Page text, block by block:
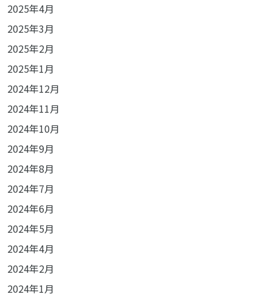
2025年4月
2025年3月
2025年2月
2025年1月
2024年12月
2024年11月
2024年10月
2024年9月
2024年8月
2024年7月
2024年6月
2024年5月
2024年4月
2024年2月
2024年1月